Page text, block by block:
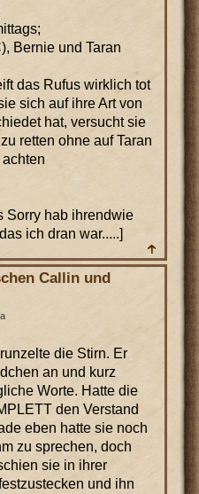
Bernie und Taran
das Rufus wirklich tot
sich auf ihre Art von
hat, versucht sie
retten ohne auf Taran
Sorry hab ihrendwie
ich dran war.....]
Callin und
die Stirn. Er
an und kurz
Worte. Hatte die
den Verstand
eben hatte sie noch
zu sprechen, doch
sie in ihrer
und ihn